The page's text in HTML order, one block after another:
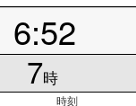
6:52
7時
時刻